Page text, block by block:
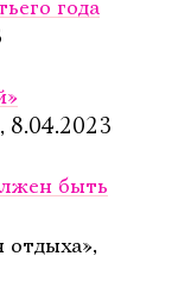
года
8.04.2023
быть